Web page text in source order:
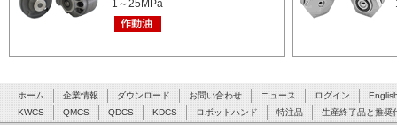
1～25MPa
ホーム 企業情報 ダウンロード お問い合わせ ニュース ログイン
KWCS
QMCS QDCS KDCS ロボットハンド 特注品 生産終了品と推奨